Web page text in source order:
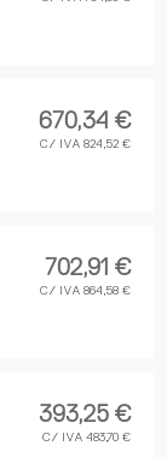
670,34 €
C/ IVA 824,52 €
702,91 €
C/ IVA 864,58 €
393,25 €
C/ IVA 483,70 €